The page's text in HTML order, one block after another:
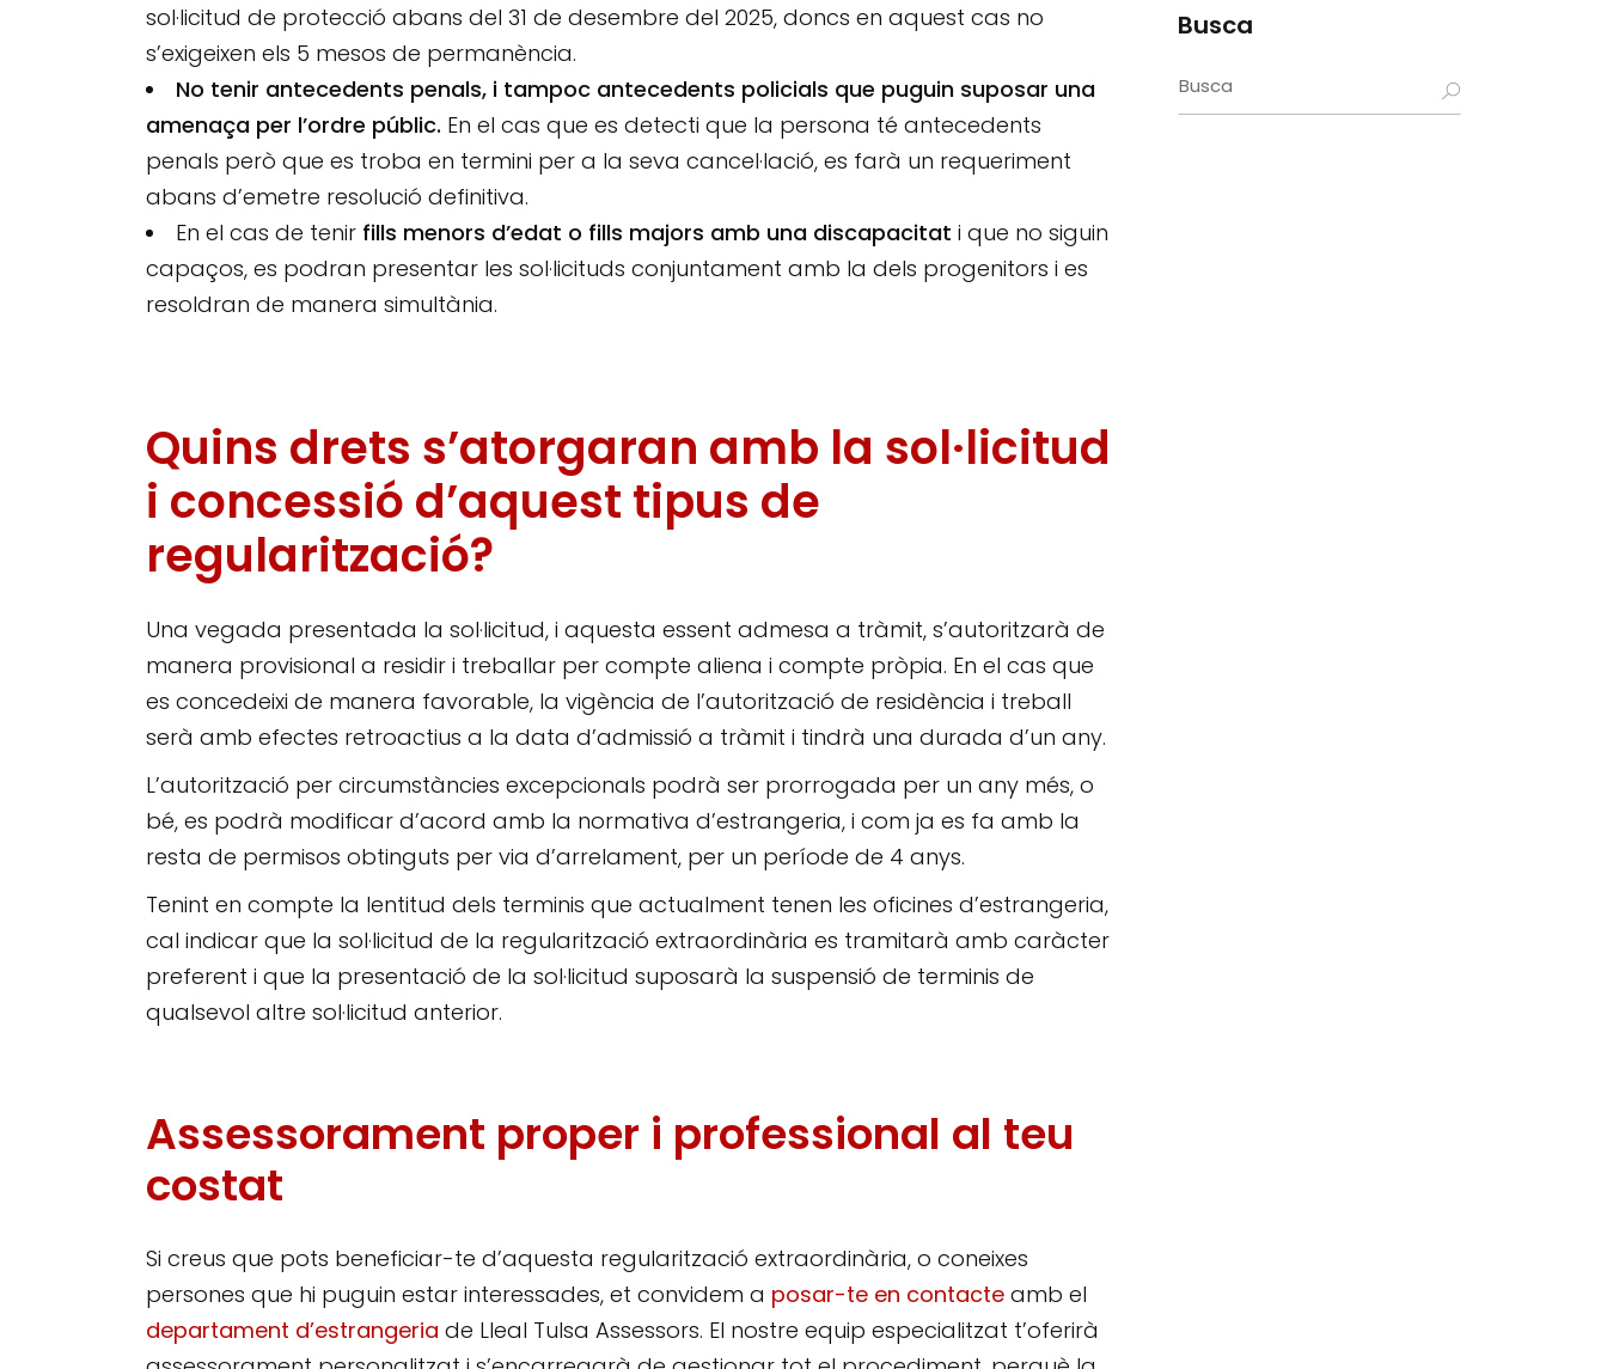
sol·licitud de protecció abans del 31 de desembre del 2025, doncs en aquest cas no
s’exigeixen els 5 mesos de permanència.
No tenir antecedents penals, i tampoc antecedents policials que puguin suposar una
amenaça per l’ordre públic. En el cas que es detecti que la persona té antecedents
penals però que es troba en termini per a la seva cancel·lació, es farà un requeriment
abans d’emetre resolució definitiva.
En el cas de tenir fills menors d’edat o fills majors amb una discapacitat i que no siguin
capaços, es podran presentar les sol·licituds conjuntament amb la dels progenitors i es
resoldran de manera simultània.
Quins drets s’atorgaran amb la sol·licitud
i concessió d’aquest tipus de
regularització?
Una vegada presentada la sol·licitud, i aquesta essent admesa a tràmit, s’autoritzarà de
manera provisional a residir i treballar per compte aliena i compte pròpia. En el cas que
es concedeixi de manera favorable, la vigència de l’autorització de residència i treball
serà amb efectes retroactius a la data d’admissió a tràmit i tindrà una durada d’un any.
L’autorització per circumstàncies excepcionals podrà ser prorrogada per un any més, o
bé, es podrà modificar d’acord amb la normativa d’estrangeria, i com ja es fa amb la
resta de permisos obtinguts per via d’arrelament, per un període de 4 anys.
Tenint en compte la lentitud dels terminis que actualment tenen les oficines d’estrangeria,
cal indicar que la sol·licitud de la regularització extraordinària es tramitarà amb caràcter
preferent i que la presentació de la sol·licitud suposarà la suspensió de terminis de
qualsevol altre sol·licitud anterior.
Assessorament proper i professional al teu
costat
Si creus que pots beneficiar-te d’aquesta regularització extraordinària, o coneixes
persones que hi puguin estar interessades, et convidem a posar-te en contacte amb el
departament d’estrangeria de Lleal Tulsa Assessors. El nostre equip especialitzat t’oferirà
Busca
Search
for: